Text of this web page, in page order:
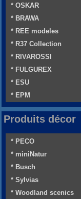
* OSKAR
* BRAWA
* REE modeles
* R37 Collection
* RIVAROSSI
* FULGUREX
* ESU
* EPM
Produits décor
* PECO
* miniNatur
* Busch
* Sylvias
* Woodland scenics